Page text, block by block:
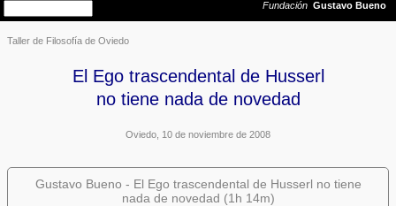
Taller de Filosofía de Oviedo
El Ego trascendental de Husserl
no tiene nada de novedad
Oviedo, 10 de noviembre de 2008
Gustavo Bueno - El Ego trascendental de Husserl no tiene
nada de novedad (1h 14m)